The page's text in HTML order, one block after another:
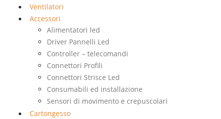
Ventilatori
Accessori
Alimentatori led
Driver Pannelli Led
Controller – telecomandi
Connettori Profili
Connettori Strisce Led
Consumabili ed installazione
Sensori di movimento e crepuscolari
Cartongesso